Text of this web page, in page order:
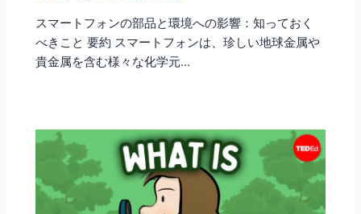
スマートフォンの部品と環境への影響：知っておく
べきこと 要約 スマートフォンは、珍しい地球金属や
貴金属を含む様々な化学元…